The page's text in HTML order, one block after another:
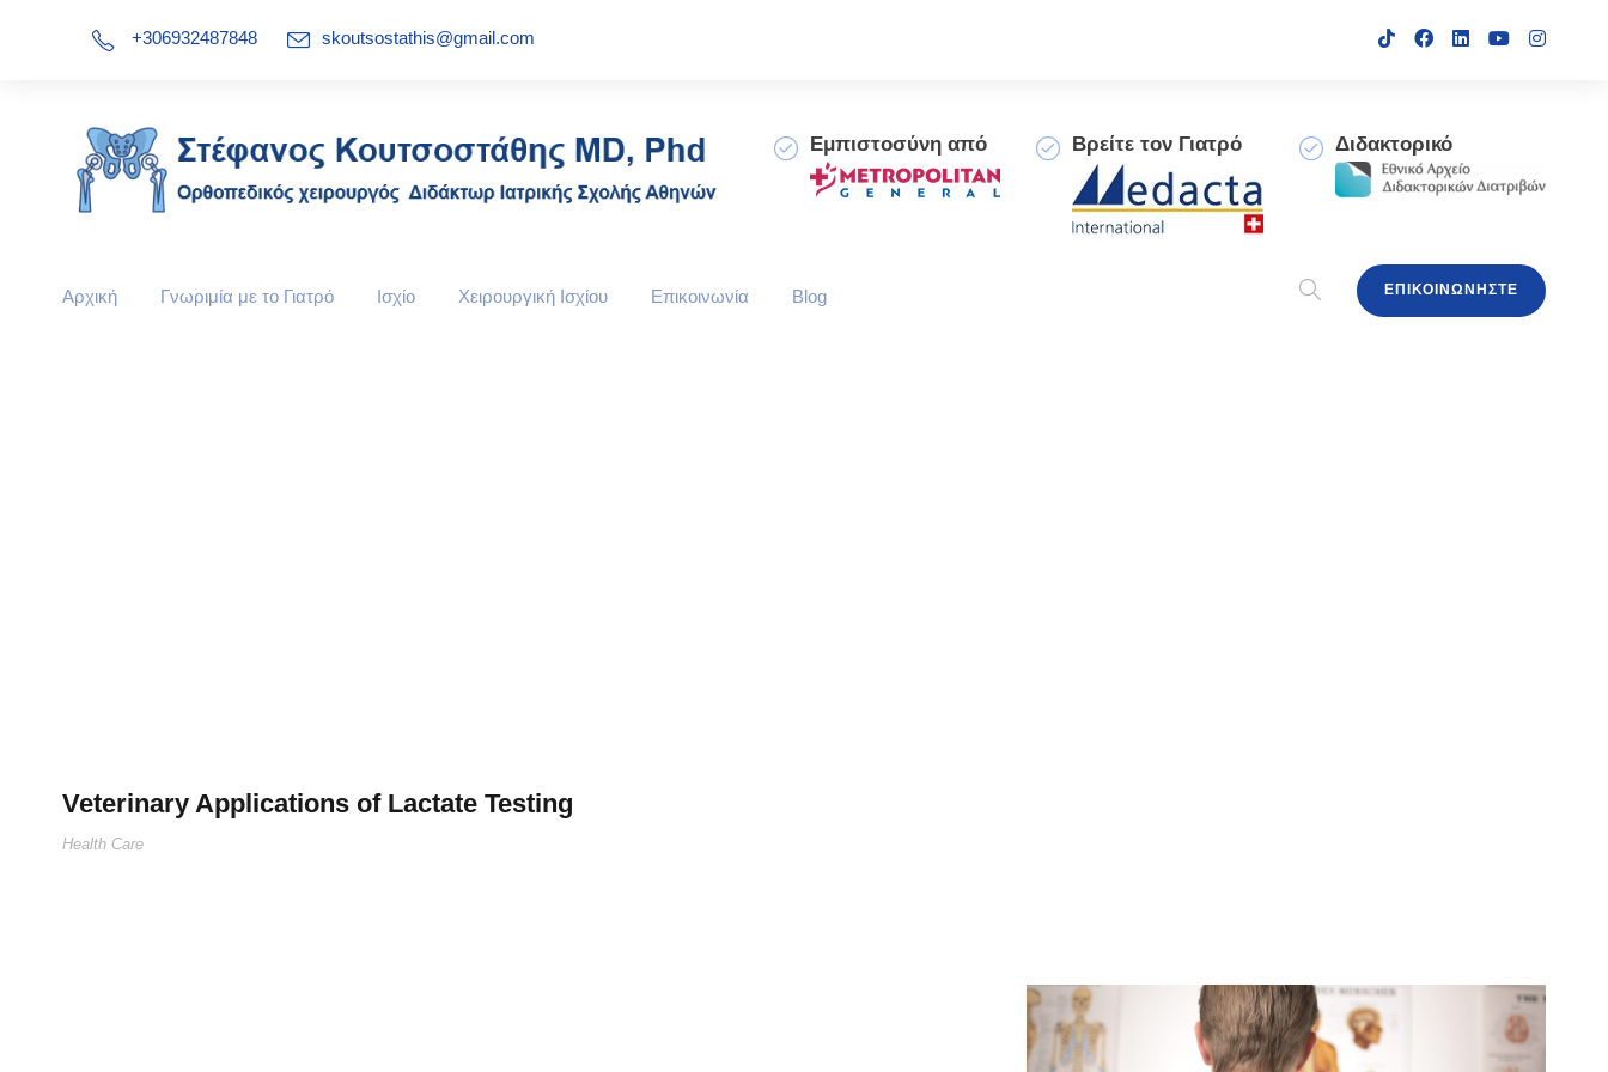
+306932487848 skoutsostathis@gmail.com
Εμπιστοσύνη από Βρείτε τον Γιατρό Διδακτορικό
Αρχική Γνωριμία με το Γιατρό Ισχίο Χειρουργική Ισχίου Επικοινωνία Blog ΕΠΙΚΟΙΝΩΝΗΣΤΕ
Veterinary Applications of Lactate Testing
Health Care